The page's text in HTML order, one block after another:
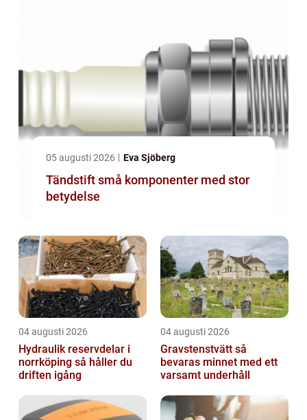
05 augusti 2026 Eva Sjöberg
Tändstift små komponenter med stor
betydelse
04 augusti 2026
Hydraulik reservdelar i
norrköping så håller du
driften igång
04 augusti 2026
Gravstenstvätt så
bevaras minnet med ett
varsamt underhåll